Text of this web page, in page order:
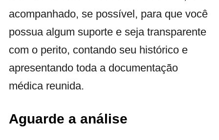
acompanhado, se possível, para que você
possua algum suporte e seja transparente
com o perito, contando seu histórico e
apresentando toda a documentação
médica reunida.
Aguarde a análise